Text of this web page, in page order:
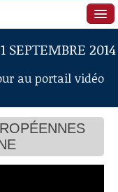
2014
au portail vidéo